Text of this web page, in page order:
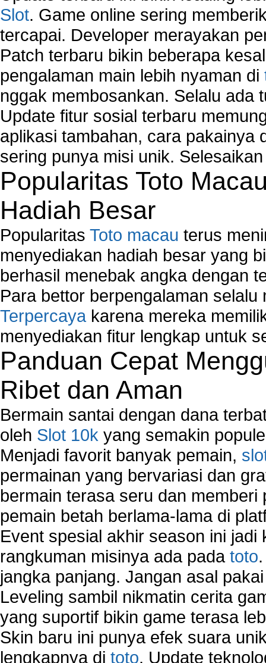
Slot. Game online sering
tercapai. Developer merayakan
Patch terbaru bikin beberapa
pengalaman main lebih nyaman di
nggak membosankan. Selalu ada
Update fitur sosial terbaru
aplikasi tambahan, cara pakainya
sering punya misi unik.
Popularitas Toto
Hadiah Besar
Popularitas Toto macau terus
menyediakan hadiah besar yang
berhasil menebak angka dengan
Para bettor berpengalaman
Terpercaya karena mereka
menyediakan fitur lengkap untuk
Panduan Cepat
Ribet dan Aman
Bermain santai dengan dana
oleh Slot 10k yang semakin
Menjadi favorit banyak pemain,
permainan yang bervariasi dan
bermain terasa seru dan
pemain betah berlama-lama di
Event spesial akhir season ini
rangkuman misinya ada pada toto
jangka panjang. Jangan asal
Leveling sambil nikmatin cerita
yang suportif bikin game terasa
Skin baru ini punya efek suara
lengkapnya di toto. Update